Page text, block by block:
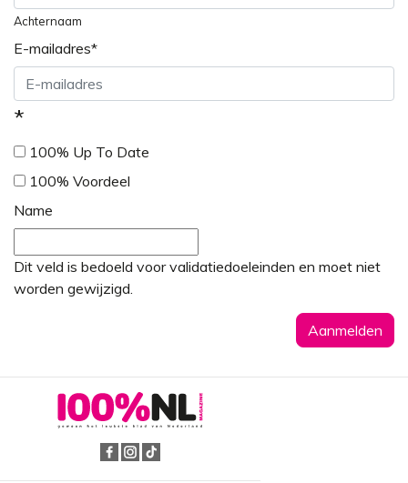
Achternaam
E-mailadres*
*
100% Up To Date
100% Voordeel
Name
Dit veld is bedoeld voor validatiedoeleinden en moet niet
worden gewijzigd.